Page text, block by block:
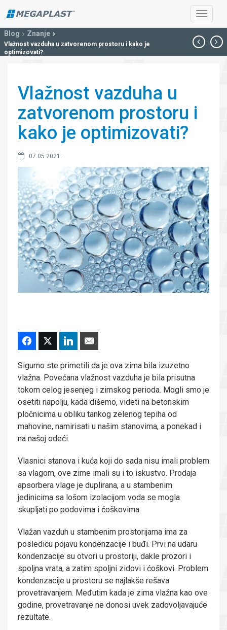
Blog Znanje
Vlažnost vazduha u zatvorenom prostoru i kako je
optimizovati?
Vlažnost vazduha u
zatvorenom prostoru i
kako je optimizovati?
07.05.2021.
Sigurno ste primetili da je ova zima bila izuzetno
vlažna. Povećana vlažnost vazduha je bila prisutna
tokom celog jesenjeg i zimskog perioda. Mogli smo je
osetiti napolju, kada dišemo, videti na betonskim
pločnicima u obliku tankog zelenog tepiha od
mahovine, namirisati u našim stanovima, a ponekad i
na našoj odeći.
Vlasnici stanova i kuća koji do sada nisu imali problem
sa vlagom, ove zime imali su i to iskustvo. Prodaja
apsorbera vlage je duplirana, a u stambenim
jedinicima sa lošom izolacijom voda se mogla
skupljati po podovima i ćoškovima.
Vlažan vazduh u stambenim prostorijama ima za
posledicu pojavu kondenzacije i buđi. Prvi na udaru
kondenzacije su otvori u prostoriji, dakle prozori i
spoljna vrata, a zatim spoljni zidovi i ćoškovi. Problem
kondenzacije u prostoru se najlakše rešava
provetravanjem. Međutim kada je zima vlažna kao ove
godine, provetravanje ne donosi uvek zadovoljavajuće
rezultate.